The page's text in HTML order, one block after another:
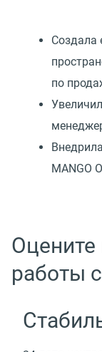
Создала
по
MANGO
работы